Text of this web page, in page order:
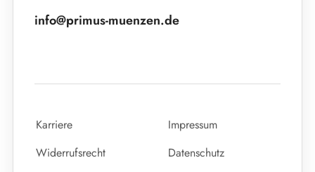
info@primus-muenzen.de
Karriere
Impressum
Widerrufsrecht
Datenschutz